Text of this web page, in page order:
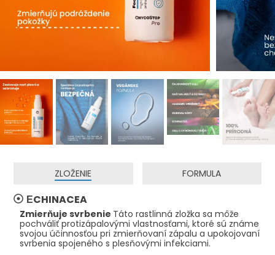
ZLOŽENIE FORMULA
ЕCHINACEA
Zmierňuje svrbenie Táto rastlinná zložka sa môže
pochváliť protizápalovými vlastnosťami, ktoré sú známe
svojou účinnosťou pri zmierňovaní zápalu a upokojovaní
svrbenia spojeného s plesňovými infekciami.